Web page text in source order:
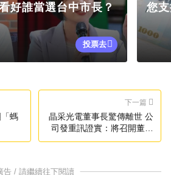
好誰當選台中市長？
投票去
您
螞
下一篇
晶采光電董事長驚傳離世 公
司發重訊證實：將召開董事
會
告 / 請繼續往下閱讀